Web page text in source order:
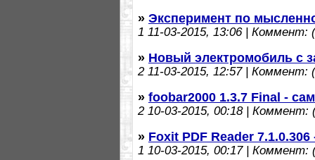
» Эксперимент по
1 11-03-2015, 13:06 | Коммент:
» Новый электромобиль с
211-03-2015, 12:57 | Коммент:
» foobar2000 1.3.7 Final -
210-03-2015, 00:18 | Коммент:
» Foxit PDF Reader
1 10-03-2015, 00:17 | Коммент: